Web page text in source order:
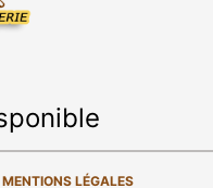
MENTIONS LÉGALES